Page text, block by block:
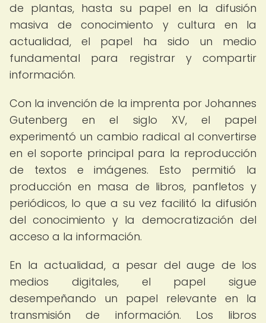
de plantas, hasta su papel en la difusión
masiva de conocimiento y cultura en la
actualidad, el papel ha sido un medio
fundamental para registrar y compartir
información.
Con la invención de la imprenta por Johannes
Gutenberg en el siglo XV, el papel
experimentó un cambio radical al convertirse
en el soporte principal para la reproducción
de textos e imágenes. Esto permitió la
producción en masa de libros, panfletos y
periódicos, lo que a su vez facilitó la difusión
del conocimiento y la democratización del
acceso a la información.
En la actualidad, a pesar del auge de los
medios digitales, el papel sigue
desempeñando un papel relevante en la
transmisión de información. Los libros